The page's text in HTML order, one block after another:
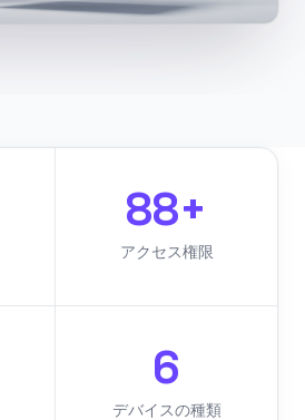
88+
アクセス権限
6
デバイスの種類